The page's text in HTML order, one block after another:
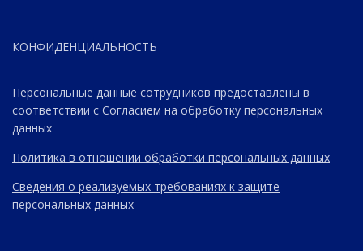
КОНФИДЕНЦИАЛЬНОСТЬ
Персональные данные сотрудников предоставлены в
соответствии с Согласием на обработку персональных
данных
Политика в отношении обработки персональных данных
Сведения о реализуемых требованиях к защите
персональных данных